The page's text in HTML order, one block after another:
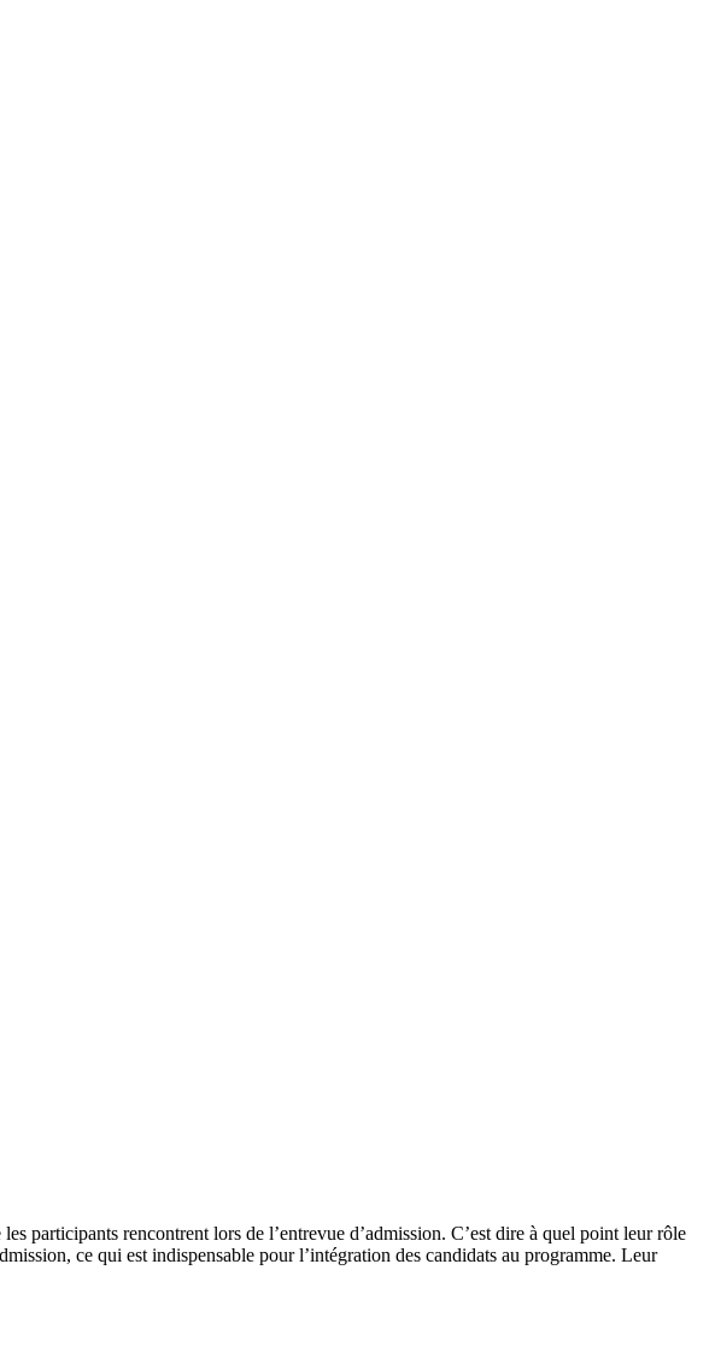
participants rencontrent lors de l’entrevue d’admission. C’est dire à quel point leur rôle
ce qui est indispensable pour l’intégration des candidats au programme. Leur